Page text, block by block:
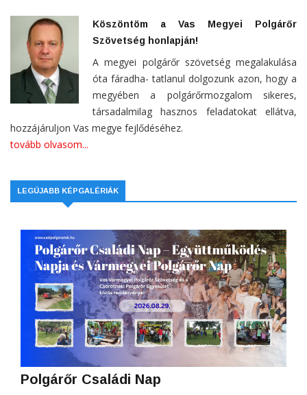
Köszöntöm a Vas Megyei Polgárőr
Szövetség honlapján!
A megyei polgárőr szövetség megalakulása
óta fáradha- tatlanul dolgozunk azon, hogy a
megyében a polgárőrmozgalom sikeres,
társadalmilag hasznos feladatokat ellátva,
hozzájáruljon Vas megye fejlődéséhez.
tovább olvasom...
LEGÚJABB KÉPGALÉRIÁK
Polgárőr Családi Nap